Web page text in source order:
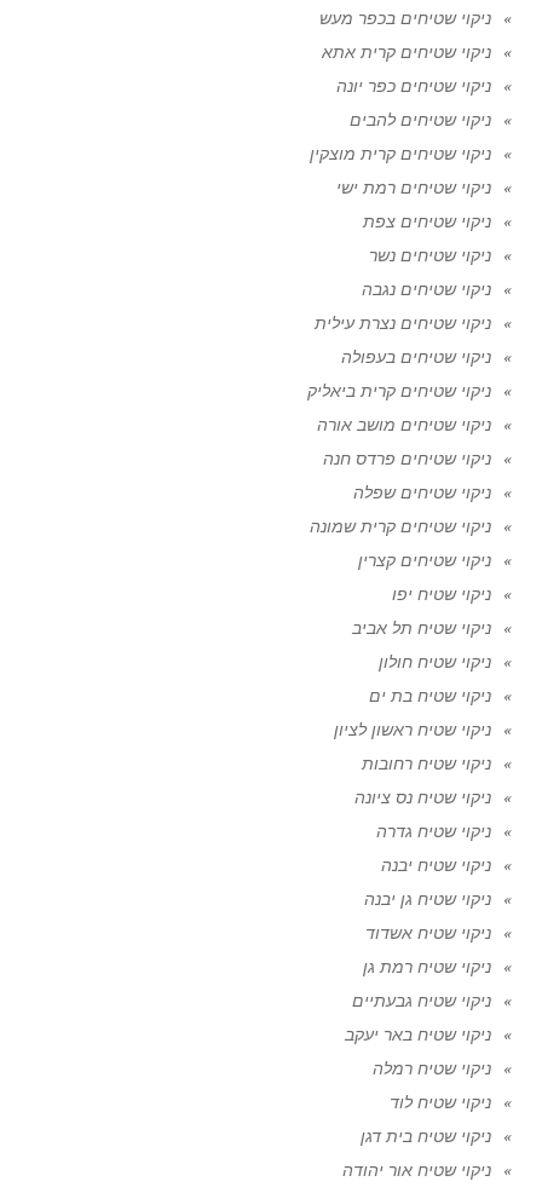
ניקוי שטיחים בכפר מעש
ניקוי שטיחים קרית אתא
ניקוי שטיחים כפר יונה
ניקוי שטיחים להבים
ניקוי שטיחים קרית מוצקין
ניקוי שטיחים רמת ישי
ניקוי שטיחים צפת
ניקוי שטיחים נשר
ניקוי שטיחים נגבה
ניקוי שטיחים נצרת עילית
ניקוי שטיחים בעפולה
ניקוי שטיחים קרית ביאליק
ניקוי שטיחים מושב אורה
ניקוי שטיחים פרדס חנה
ניקוי שטיחים שפלה
ניקוי שטיחים קרית שמונה
ניקוי שטיחים קצרין
ניקוי שטיח יפו
ניקוי שטיח תל אביב
ניקוי שטיח חולון
ניקוי שטיח בת ים
ניקוי שטיח ראשון לציון
ניקוי שטיח רחובות
ניקוי שטיח נס ציונה
ניקוי שטיח גדרה
ניקוי שטיח יבנה
ניקוי שטיח גן יבנה
ניקוי שטיח אשדוד
ניקוי שטיח רמת גן
ניקוי שטיח גבעתיים
ניקוי שטיח באר יעקב
ניקוי שטיח רמלה
ניקוי שטיח לוד
ניקוי שטיח בית דגן
ניקוי שטיח אור יהודה